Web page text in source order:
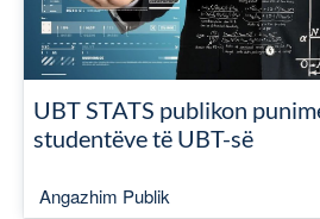
UBT STATS publikon
studentëve të UBT-së
Angazhim Publik